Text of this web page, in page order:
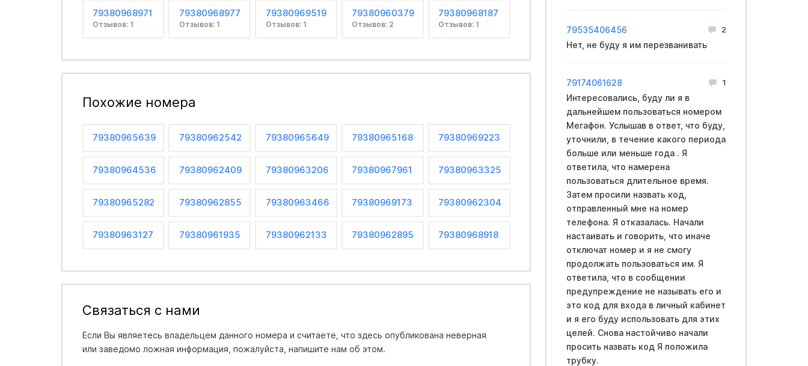
79380968971
Отзывов: 1
79380968977
Отзывов: 1
79380969519
Отзывов: 1
79380960379
Отзывов: 2
79380968187
Отзывов: 1
Похожие номера
79380965639 79380962542 79380965649 79380965168 79380969223
79380964536 79380962409 79380963206 79380967961 79380963325
79380965282 79380962855 79380963466 79380969173 79380962304
79380963127 79380961935 79380962133 79380962895 79380968918
Связаться с нами
Если Вы являетесь владельцем данного номера и считаете, что здесь опубликована неверная
или заведомо ложная информация, пожалуйста, напишите нам об этом.
79535406456 2
Нет, не буду я им перезванивать
79174061628 1
Интересовались, буду ли я в
дальнейшем пользоваться номером
Мегафон. Услышав в ответ, что буду,
уточнили, в течение какого периода
больше или меньше года . Я
ответила, что намерена
пользоваться длительное время.
Затем просили назвать код,
отправленный мне на номер
телефона. Я отказалась. Начали
настаивать и говорить, что иначе
отключат номер и я не смогу
продолжать пользоваться им. Я
ответила, что в сообщении
предупреждение не называть его и
это код для входа в личный кабинет
и я его буду использовать для этих
целей. Снова настойчиво начали
просить назвать код Я положила
трубку.